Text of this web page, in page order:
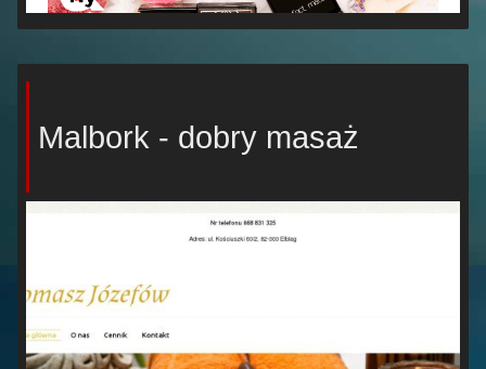
Malbork - dobry masaż